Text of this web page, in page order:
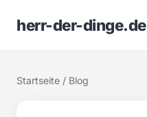
herr-der-dinge.de
Startseite / Blog